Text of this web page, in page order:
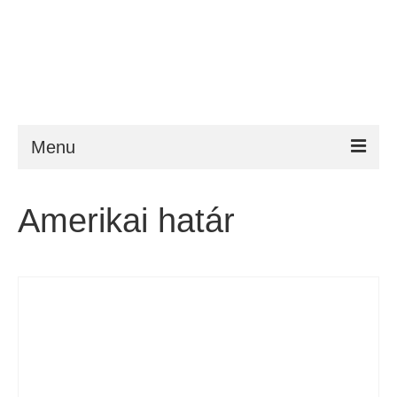
Menu
Követelmény
Amerikai határ